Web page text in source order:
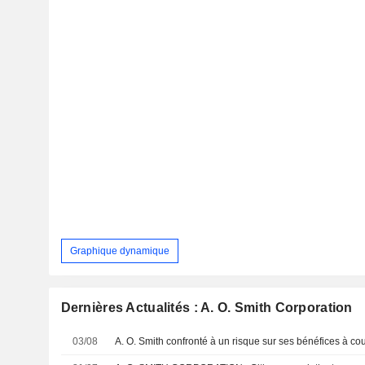
Graphique dynamique
Dernières Actualités : A. O. Smith Corporation
03/08